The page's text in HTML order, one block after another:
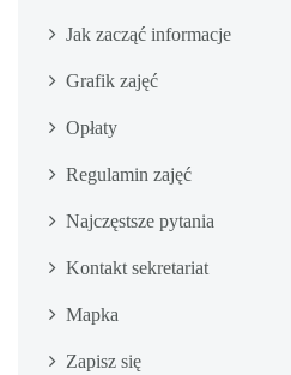
Jak zacząć informacje
Grafik zajęć
Opłaty
Regulamin zajęć
Najczęstsze pytania
Kontakt sekretariat
Mapka
Zapisz się